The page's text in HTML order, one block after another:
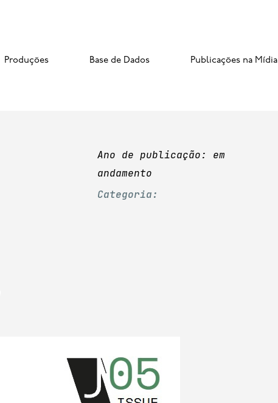
Produções Base de Dados Publicações na Mídia
Ano de publicação: em
andamento
Categoria: